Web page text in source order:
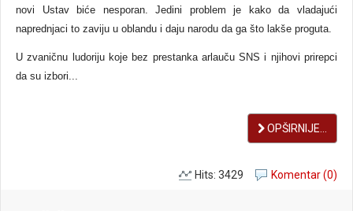
novi Ustav biće nesporan. Jedini problem je kako da vladajući
naprednjaci to zaviju u oblandu i daju narodu da ga što lakše proguta.
U zvaničnu ludoriju koje bez prestanka arlauču SNS i njihovi prirepci
da su izbori...
OPŠIRNIJE...
Komentar (0)
Hits: 3429